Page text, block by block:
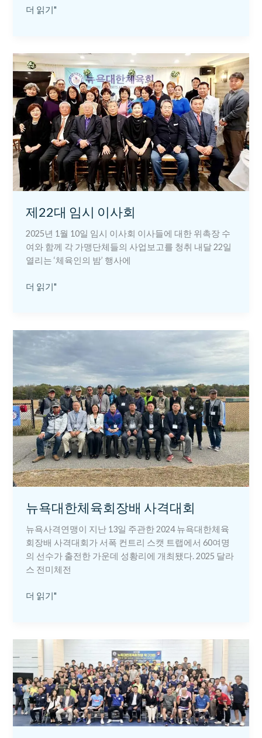
더 읽기"
제22대 임시 이사회
2025년 1월 10일 임시 이사회 이사들에 대한 위촉장 수
여와 함께 각 가맹단체들의 사업보고를 청취 내달 22일
열리는 ‘체육인의 밤’ 행사에
제
22
대
임
시
이
회
더 읽기"
뉴욕대한체육회장배 사격대회
뉴욕사격연맹이 지난 13일 주관한 2024 뉴욕대한체육
회장배 사격대회가 서폭 컨트리 스캣 트랩에서 60여명
의 선수가 출전한 가운데 성황리에 개최됐다. 2025 달라
스 전미체전
대
체
육
회
장
배
사
격
대
더 읽기"
32
회
뉴
욕
대
한